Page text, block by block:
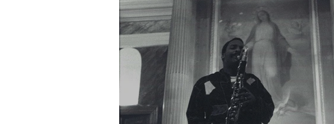
EGZERSİZLER YEL TOZ PORTRELER ON
#GEÇMİŞTEBUGÜN XXY ODAK: RESİM
SINIRSIZ ZİYARETLER